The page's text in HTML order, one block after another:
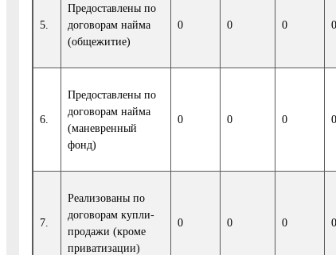
5.
Предоставлены по
договорам найма
(общежитие)
0 0 0 0
6.
Предоставлены по
договорам найма
(маневренный
фонд)
0 0 0 0
7.
Реализованы по
договорам купли-
продажи (кроме
приватизации)
0 0 0 0